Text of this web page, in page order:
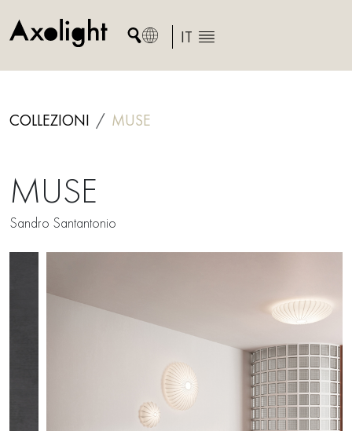
to
IT
COLLEZIONI MUSE
MUSE
Sandro Santantonio